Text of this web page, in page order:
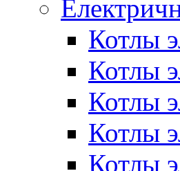
Котлы
Котлы
Котлы
Котлы
Котлы